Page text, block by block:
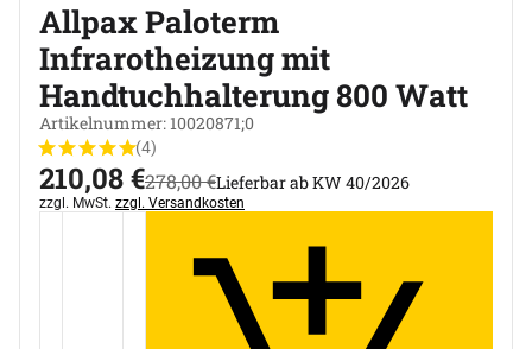
Allpax Paloterm
Infrarotheizung mit
Handtuchhalterung 800 Watt
Artikelnummer: 10020871;0
Bewertung: 5 von 5 (4 Bewertungen)
4 Bewertungen
(4)
jetzt:
210,08€statt:
278,00€Lieferbar ab KW 40/2026
Steuerhinweis:
zzgl. MwSt. zzgl. Versandkosten